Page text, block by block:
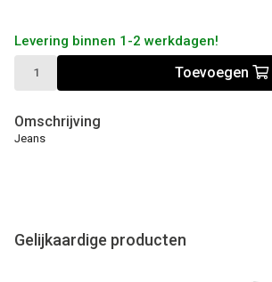
Levering binnen 1-2 werkdagen!
Toevoegen
Omschrijving
Jeans
Gelijkaardige producten